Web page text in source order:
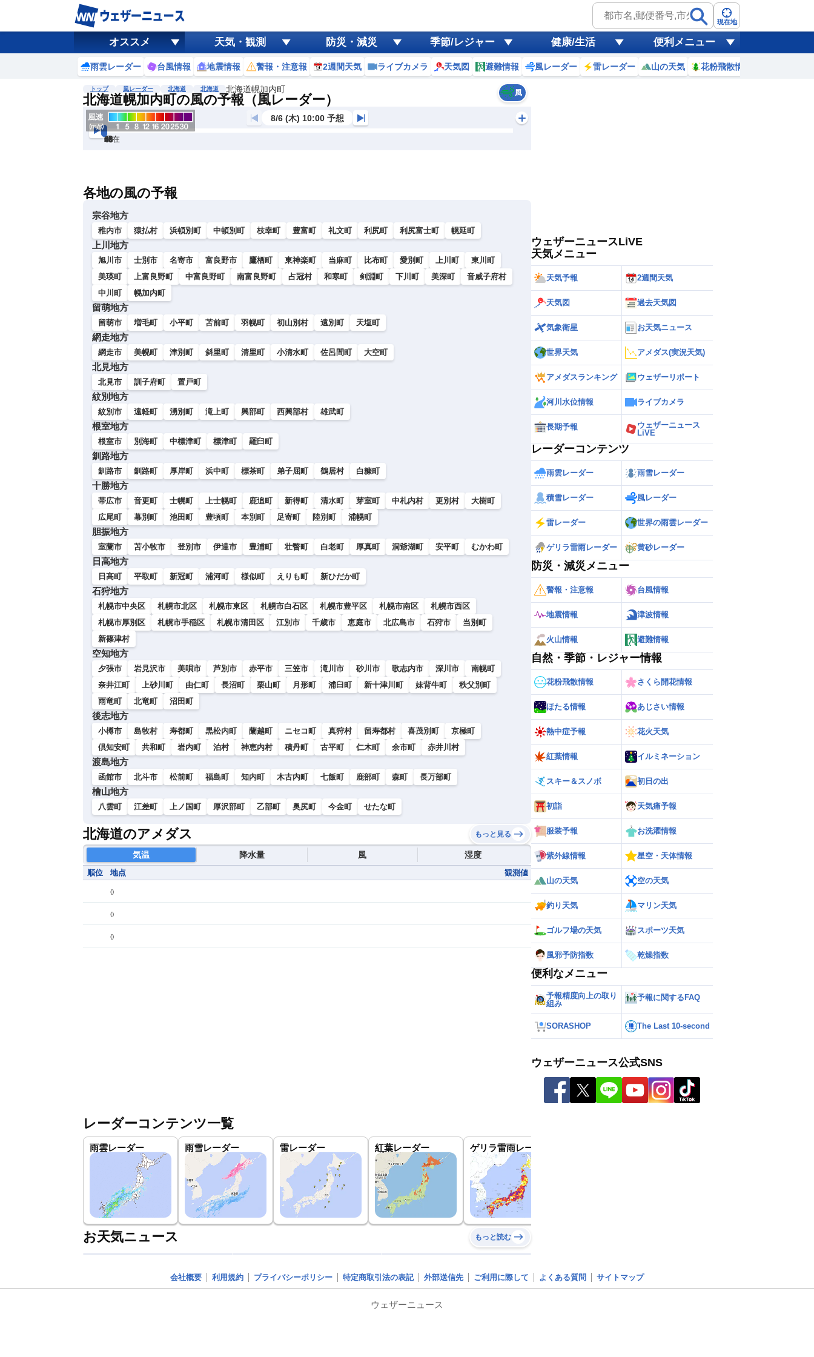
現在地
オススメ 天気・観測 防災・減災 季節/レジャー 健康/生活 便利メニュー
雨雲レーダー 台風情報 地震情報 警報・注意報 2週間天気 ライブカメラ 天気図 避難情報 風レーダー 雷レーダー 山の天気 花粉飛散情報
トップ 風レーダー 北海道 北海道 北海道幌加内町
北海道幌加内町の風の予報（風レーダー） 風
風
黄砂
天気 台風
8/6 (木) 10:00 予想
現在
6h
12
24
36
48
60
72
各地の風の予報
宗谷地方
稚内市 猿払村 浜頓別町 中頓別町 枝幸町 豊富町 礼文町 利尻町 利尻富士町 幌延町
上川地方
旭川市 士別市 名寄市 富良野市 鷹栖町 東神楽町 当麻町 比布町 愛別町 上川町
東川町
美瑛町
上富良野町 中富良野町 南富良野町 占冠村 和寒町 剣淵町 下川町 美深町
音威子府村
中川町
幌加内町
留萌地方
留萌市 増毛町 小平町 苫前町 羽幌町 初山別村 遠別町 天塩町
網走地方
網走市 美幌町 津別町 斜里町 清里町 小清水町 佐呂間町 大空町
北見地方
北見市 訓子府町 置戸町
紋別地方
紋別市 遠軽町 湧別町 滝上町 興部町 西興部村 雄武町
根室地方
根室市 別海町 中標津町 標津町 羅臼町
釧路地方
釧路市 釧路町 厚岸町 浜中町 標茶町 弟子屈町 鶴居村 白糠町
十勝地方
帯広市 音更町 士幌町 上士幌町 鹿追町 新得町 清水町 芽室町 中札内村 更別村
大樹町
広尾町
幕別町 池田町 豊頃町 本別町 足寄町 陸別町 浦幌町
胆振地方
室蘭市 苫小牧市 登別市 伊達市 豊浦町 壮瞥町 白老町 厚真町 洞爺湖町 安平町 むかわ町
日高地方
日高町 平取町 新冠町 浦河町 様似町 えりも町 新ひだか町
石狩地方
札幌市中央区 札幌市北区 札幌市東区 札幌市白石区 札幌市豊平区 札幌市南区
札幌市西区
札幌市厚別区
札幌市手稲区 札幌市清田区 江別市 千歳市 恵庭市 北広島市 石狩市
当別町
新篠津村
空知地方
夕張市 岩見沢市 美唄市 芦別市 赤平市 三笠市 滝川市 砂川市 歌志内市 深川市
南幌町
奈井江町
上砂川町 由仁町 長沼町 栗山町 月形町 浦臼町 新十津川町 妹背牛町
秩父別町
雨竜町
北竜町 沼田町
後志地方
小樽市 島牧村 寿都町 黒松内町 蘭越町 ニセコ町 真狩村 留寿都村 喜茂別町
京極町
倶知安町
共和町 岩内町 泊村 神恵内村 積丹町 古平町 仁木町 余市町 赤井川村
渡島地方
函館市 北斗市 松前町 福島町 知内町 木古内町 七飯町 鹿部町 森町 長万部町
檜山地方
八雲町 江差町 上ノ国町 厚沢部町 乙部町 奥尻町 今金町 せたな町
北海道のアメダス もっと見る
気温 降水量 風 湿度
順位 地点 観測値
()
()
()
レーダーコンテンツ一覧
雨雲レーダー 雨雪レーダー 雷レーダー 紅葉レーダー ゲリラ雷雨レーダー
お天気ニュース もっと読む
ウェザーニュースLiVE
天気メニュー
天気予報 2週間天気
天気図 過去天気図
気象衛星 お天気ニュース
世界天気 アメダス(実況天気)
アメダスランキング ウェザーリポート
河川水位情報 ライブカメラ
長期予報
ウェザーニュース
LiVE
レーダーコンテンツ
雨雲レーダー 雨雪レーダー
積雪レーダー 風レーダー
雷レーダー 世界の雨雲レーダー
ゲリラ雷雨レーダー 黄砂レーダー
防災・減災メニュー
警報・注意報 台風情報
地震情報 津波情報
火山情報 避難情報
自然・季節・レジャー情報
花粉飛散情報 さくら開花情報
ほたる情報 あじさい情報
熱中症予報 花火天気
紅葉情報 イルミネーション
スキー＆スノボ 初日の出
初詣 天気痛予報
服装予報 お洗濯情報
紫外線情報 星空・天体情報
山の天気 空の天気
釣り天気 マリン天気
ゴルフ場の天気 スポーツ天気
風邪予防指数 乾燥指数
便利なメニュー
予報精度向上の取り
組み
予報に関するFAQ
SORASHOP The Last 10-second
ウェザーニュース公式SNS
会社概要 利用規約 プライバシーポリシー 特定商取引法の表記 外部送信先 ご利用に際して よくある質問 サイトマップ
ウェザーニュース